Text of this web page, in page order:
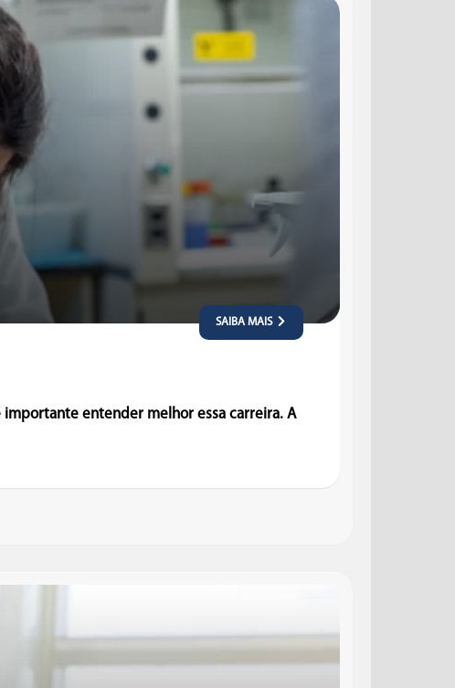
SAIBA MAIS
importante entender melhor essa carreira. A